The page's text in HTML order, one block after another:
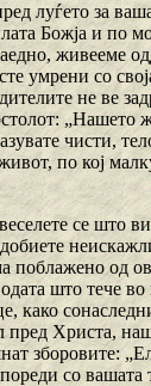
луѓето за
Божја и по
живееме
умрени со
не ве
чисти,
по кој
се што
од
што тече
како
Христа,
зборовите:
со вашата